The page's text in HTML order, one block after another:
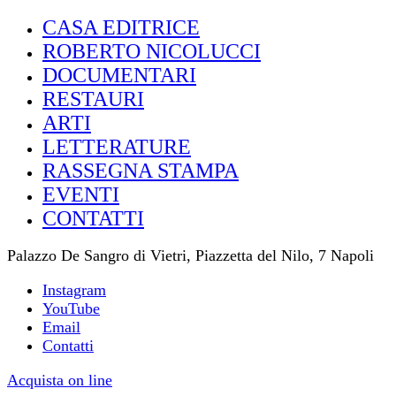
CASA EDITRICE
ROBERTO NICOLUCCI
DOCUMENTARI
RESTAURI
ARTI
LETTERATURE
RASSEGNA STAMPA
EVENTI
CONTATTI
Palazzo De Sangro di Vietri, Piazzetta del Nilo, 7 Napoli
Instagram
YouTube
Email
Contatti
Acquista on line